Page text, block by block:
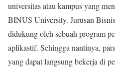
universitas atau kampus yang
BINUS University. Jurusan
didukung oleh sebuah program
aplikastif. Sehingga nantinya,
yang dapat langsung bekerja di